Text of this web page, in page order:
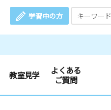
学習中の方
教室見学
よくある
ご質問